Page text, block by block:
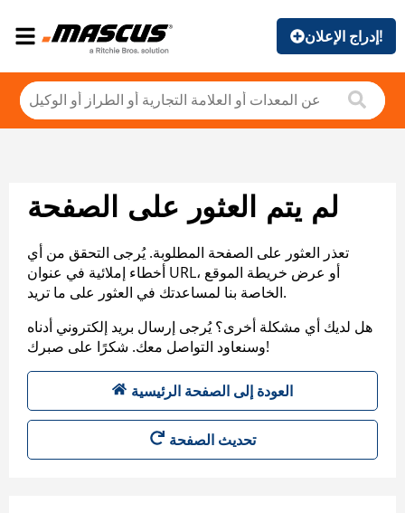
إدراج الإعلان!
لم يتم العثور على الصفحة
تعذر العثور على الصفحة المطلوبة. يُرجى التحقق من أي
أخطاء إملائية في عنوان URL، أو عرض خريطة الموقع
الخاصة بنا لمساعدتك في العثور على ما تريد.
هل لديك أي مشكلة أخرى؟ يُرجى إرسال بريد إلكتروني أدناه
وسنعاود التواصل معك. شكرًا على صبرك!
العودة إلى الصفحة الرئيسية
تحديث الصفحة